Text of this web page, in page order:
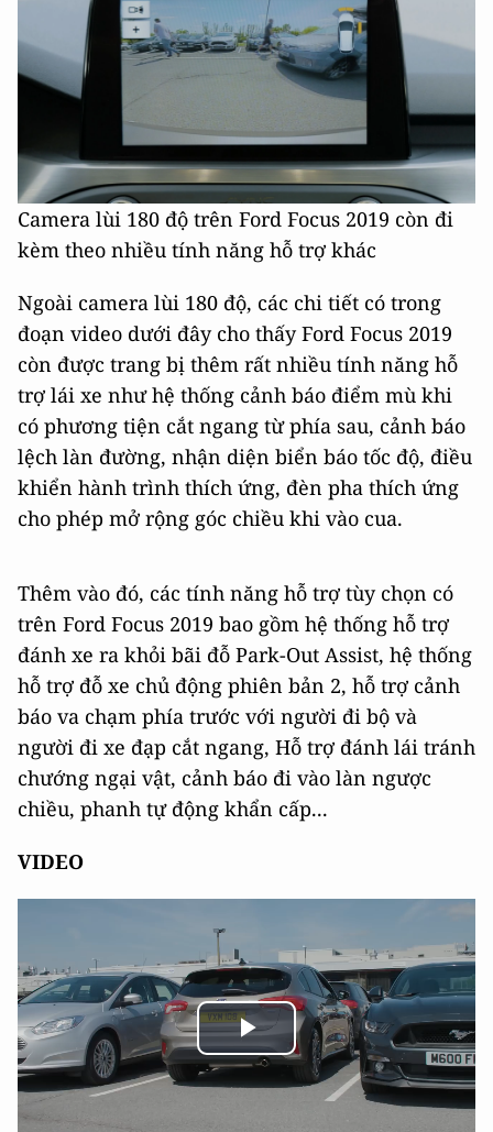
Camera lùi 180 độ trên Ford Focus 2019 còn đi
kèm theo nhiều tính năng hỗ trợ khác
Ngoài camera lùi 180 độ, các chi tiết có trong
đoạn video dưới đây cho thấy Ford Focus 2019
còn được trang bị thêm rất nhiều tính năng hỗ
trợ lái xe như hệ thống cảnh báo điểm mù khi
có phương tiện cắt ngang từ phía sau, cảnh báo
lệch làn đường, nhận diện biển báo tốc độ, điều
khiển hành trình thích ứng, đèn pha thích ứng
cho phép mở rộng góc chiều khi vào cua.
Thêm vào đó, các tính năng hỗ trợ tùy chọn có
trên Ford Focus 2019 bao gồm hệ thống hỗ trợ
đánh xe ra khỏi bãi đỗ Park-Out Assist, hệ thống
hỗ trợ đỗ xe chủ động phiên bản 2, hỗ trợ cảnh
báo va chạm phía trước với người đi bộ và
người đi xe đạp cắt ngang, Hỗ trợ đánh lái tránh
chướng ngại vật, cảnh báo đi vào làn ngược
chiều, phanh tự động khẩn cấp...
VIDEO
Play
Video